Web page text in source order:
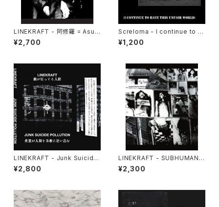
LINEKRAFT - 阿修羅 = Asur
a (2021|2025) [CD]
¥2,700
Screloma - I continue to h
ate this unfair world (2024
|2025) [7"]
¥1,200
LINEKRAFT - Junk Suicide
Pollution (2024) [Cassette
Tape]
¥2,800
LINEKRAFT - SUBHUMAN P
RINCIPLE (2019|2024) [CD]
¥2,300